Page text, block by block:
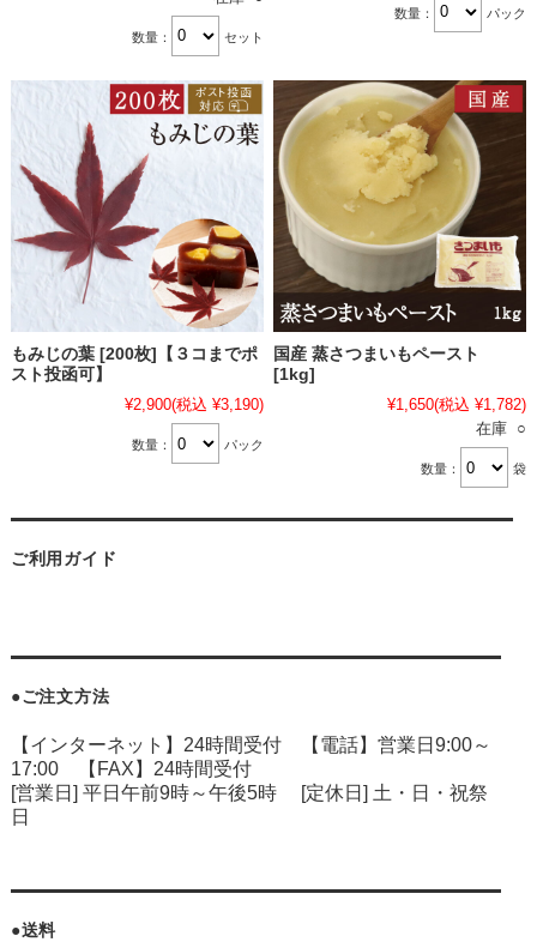
数量： セット
数量： パック
もみじの葉 [200枚]【３コまでポ
スト投函可】
¥2,900(税込 ¥3,190)
数量： パック
国産 蒸さつまいもペースト
[1kg]
¥1,650(税込 ¥1,782)
在庫 ○
数量： 袋
ご利用ガイド
●ご注文方法
【インターネット】24時間受付 【電話】営業日9:00～
17:00 【FAX】24時間受付
[営業日] 平日午前9時～午後5時 [定休日] 土・日・祝祭
日
●送料